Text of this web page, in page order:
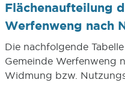
Flächenaufteilung
Werfenweng nach
Die nachfolgende
Gemeinde Werfenweng
Widmung bzw.